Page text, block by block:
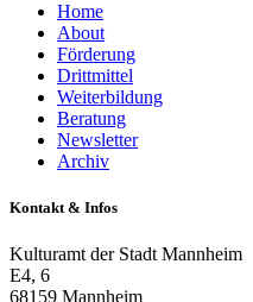
Home
About
Förderung
Drittmittel
Weiterbildung
Beratung
Newsletter
Archiv
Kontakt & Infos
Kulturamt der Stadt Mannheim
E4, 6
68159 Mannheim